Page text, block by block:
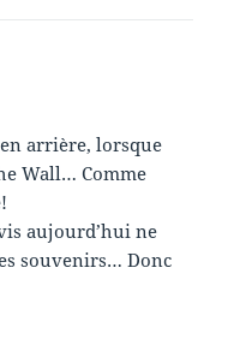
arrière, lorsque
Wall… Comme
aujourd’hui ne
souvenirs… Donc